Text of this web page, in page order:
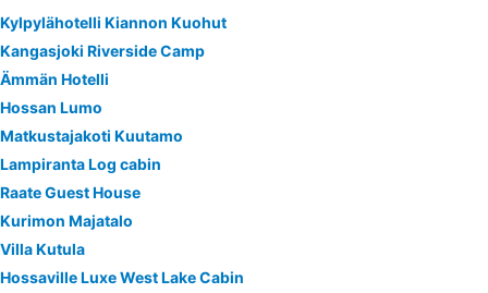
Kylpylähotelli Kiannon Kuohut
Kangasjoki Riverside Camp
Ämmän Hotelli
Hossan Lumo
Matkustajakoti Kuutamo
Lampiranta Log cabin
Raate Guest House
Kurimon Majatalo
Villa Kutula
Hossaville Luxe West Lake Cabin